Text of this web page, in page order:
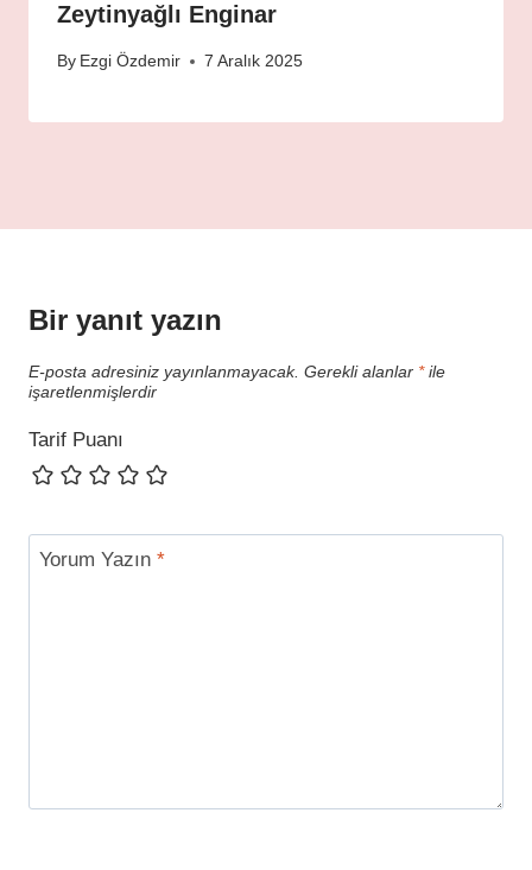
Zeytinyağlı Enginar
By Ezgi Özdemir 7 Aralık 2025
Bir yanıt yazın
E-posta adresiniz yayınlanmayacak. Gerekli alanlar *ile
işaretlenmişlerdir
Tarif Puanı
Yorum Yazın *